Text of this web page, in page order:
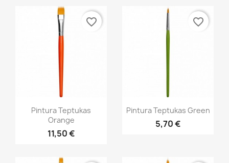
Greita peržiūra
Pintura Teptukas
Orange
11,50 €
favorite_border
Greita peržiūra
Pintura Teptukas Green
5,70 €
favorite_border